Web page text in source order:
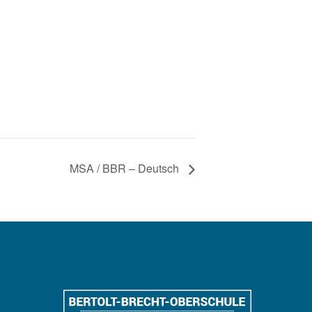
MSA / BBR – Deutsch